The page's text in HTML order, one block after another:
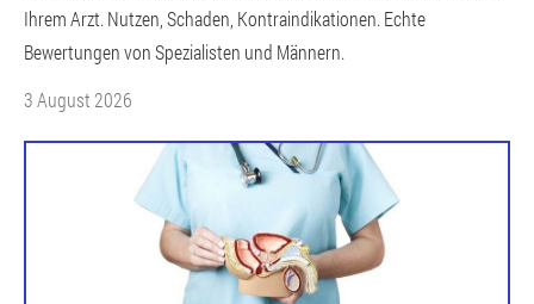
Ihrem Arzt. Nutzen, Schaden, Kontraindikationen. Echte
Bewertungen von Spezialisten und Männern.
3 August 2026